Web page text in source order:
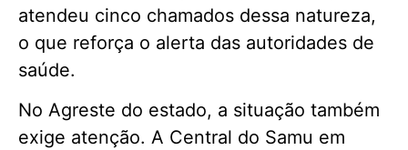
atendeu cinco chamados dessa natureza,
o que reforça o alerta das autoridades de
saúde.
No Agreste do estado, a situação também
exige atenção. A Central do Samu em